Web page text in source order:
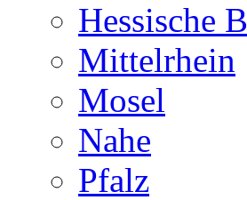
Hessische
Mittelrhein
Mosel
Nahe
Pfalz